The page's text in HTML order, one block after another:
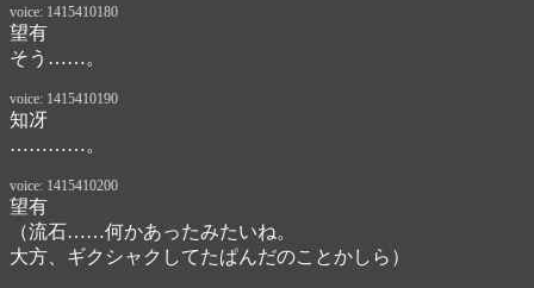
voice: 1415410180
望有
そう……。
voice: 1415410190
知冴
…………。
voice: 1415410200
望有
（流石……何かあったみたいね。
大方、ギクシャクしてたぱんだのことかしら）